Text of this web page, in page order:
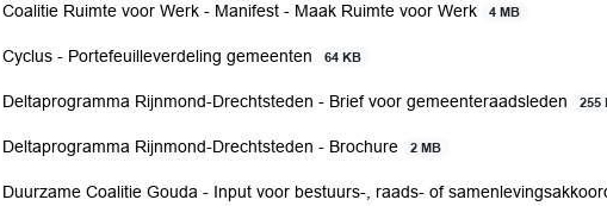
Coalitie Ruimte voor Werk - Manifest - Maak Ruimte voor Werk 4 MB
Cyclus - Portefeuilleverdeling gemeenten 64 KB
Deltaprogramma Rijnmond-Drechtsteden - Brief voor gemeenteraadsleden 255
Deltaprogramma Rijnmond-Drechtsteden - Brochure 2 MB
Duurzame Coalitie Gouda - Input voor bestuurs-, raads- of